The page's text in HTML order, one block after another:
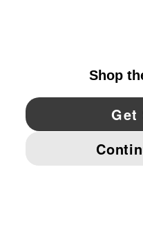
YouTube Twitter